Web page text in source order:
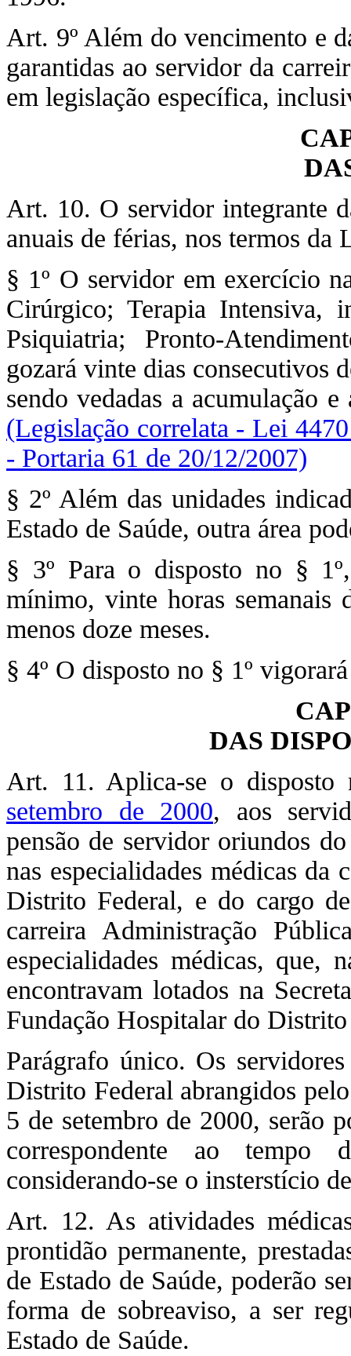
Art. 9º Além do vencimento e
garantidas ao servidor da
em legislação específica,
Art. 10. O servidor integrante
anuais de férias, nos termos da
§ 1º O servidor em exercício
Cirúrgico; Terapia Intensiva,
Psiquiatria; Pronto-
gozará vinte dias consecutivos
sendo vedadas a acumulação
(Legislação correlata - Lei
- Portaria 61 de 20/12/2007)
§ 2º Além das unidades
Estado de Saúde, outra área
§ 3º Para o disposto no §
mínimo, vinte horas semanais
menos doze meses.
§ 4º O disposto no § 1º
DAS
Art. 11. Aplica-se o
setembro de 2000, aos
pensão de servidor oriundos
nas especialidades médicas da
Distrito Federal, e do cargo
carreira Administração
especialidades médicas, que,
encontravam lotados na
Fundação Hospitalar do
Parágrafo único. Os
Distrito Federal abrangidos
5 de setembro de 2000, serão
correspondente ao tempo
considerando-se o insterstício
Art. 12. As atividades
prontidão permanente,
de Estado de Saúde, poderão
forma de sobreaviso, a ser
Estado de Saúde.